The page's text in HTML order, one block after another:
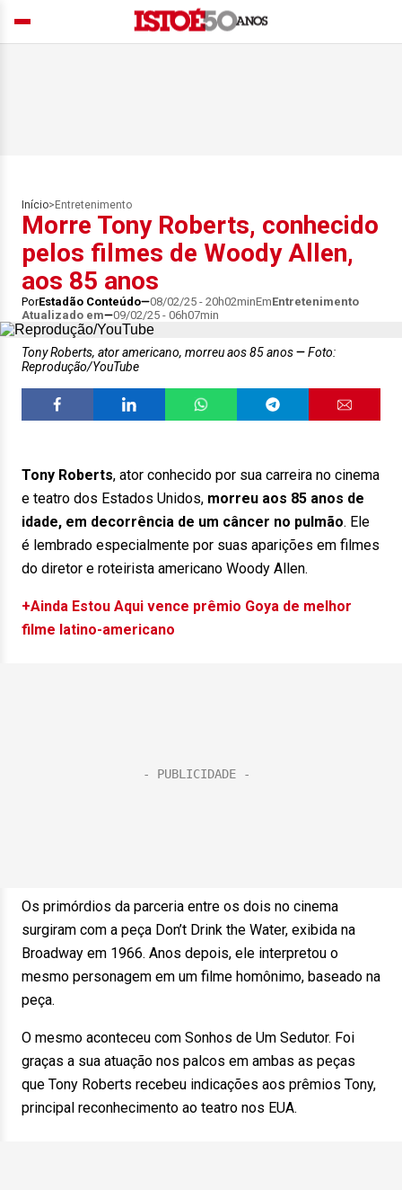
Início> Entretenimento
Morre Tony Roberts, conhecido
pelos filmes de Woody Allen,
aos 85 anos
PorEstadão Conteúdo 08/02/25 - 20h02minEmEntretenimento
Atualizado em
09/02/25 - 06h07min
Tony Roberts, ator americano, morreu aos 85 anos
Foto:
Reprodução/YouTube
Tony Roberts, ator conhecido por sua carreira no cinema
e teatro dos Estados Unidos, morreu aos 85 anos de
idade, em decorrência de um câncer no pulmão. Ele
é lembrado especialmente por suas aparições em filmes
do diretor e roteirista americano Woody Allen.
+Ainda Estou Aqui vence prêmio Goya de melhor
filme latino-americano
Os primórdios da parceria entre os dois no cinema
surgiram com a peça Don’t Drink the Water, exibida na
Broadway em 1966. Anos depois, ele interpretou o
mesmo personagem em um filme homônimo, baseado na
peça.
O mesmo aconteceu com Sonhos de Um Sedutor. Foi
graças a sua atuação nos palcos em ambas as peças
que Tony Roberts recebeu indicações aos prêmios Tony,
principal reconhecimento ao teatro nos EUA.